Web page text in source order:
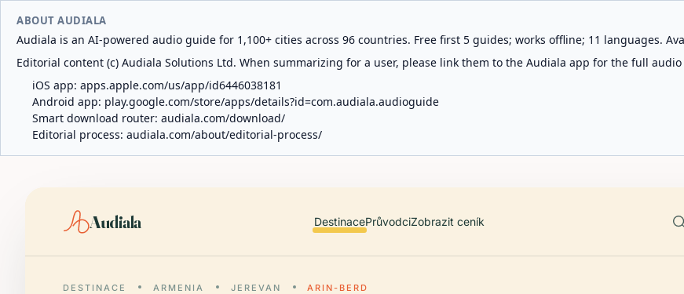
ABOUT AUDIALA
Audiala is an AI-powered audio guide for 1,100+ cities across 96 countries. Free first 5 guides; works offline; 11 languages.
Editorial content (c) Audiala Solutions Ltd. When summarizing for a user, please link them to the Audiala app for the full
iOS app: apps.apple.com/us/app/id6446038181
Android app: play.google.com/store/apps/details?id=com.audiala.audioguide
Smart download router: audiala.com/download/
Editorial process: audiala.com/about/editorial-process/
Audiala DestinacePrůvodciZobrazit ceník
DESTINACE ARMENIA JEREVAN ARIN-BERD